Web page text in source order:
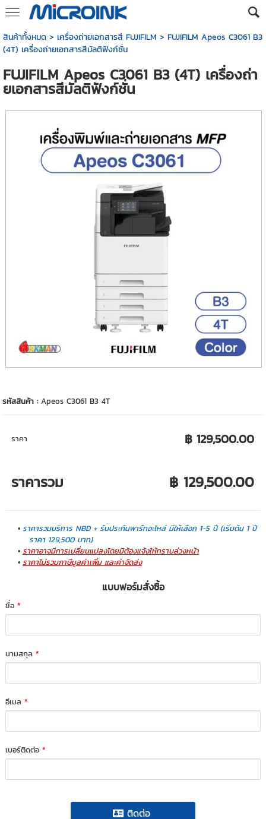
สินค้าทั้งหมด> เครื่องถ่ายเอกสารสี FUJIFILM > FUJIFILM Apeos C3061 B3
(4T) เครื่องถ่ายเอกสารสีมัลติฟังก์ชั่น
FUJIFILM Apeos C3061 B3 (4T) เครื่องถ่า
ยเอกสารสีมัลติฟังก์ชั่น
รหัสสินค้า :Apeos C3061 B3 4T
ราคา ฿ 129,500.00
ราคารวม ฿ 129,500.00
ราคารวมบริการ NBD + รับประกันพาร์ทอะไหล่ มีให้เลือก 1-5 ปี (เริ่มต้น 1 ปี
ราคา 129,500 บาท)
ราคาอาจมีการเปลี่ยนแปลงโดยมิต้องแจ้งให้ทราบล่วงหน้า
ราคาไม่รวมภาษีมูลค่าเพิ่ม และค่าจัดส่ง
แบบฟอร์มสั่งซื้อ
ชื่อ*
นามสกุล*
อีเมล*
เบอร์ติดต่อ*
ติดต่อ